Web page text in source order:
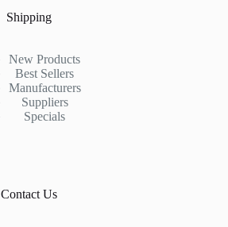
Shipping
New Products
Best Sellers
Manufacturers
Suppliers
Specials
Contact Us